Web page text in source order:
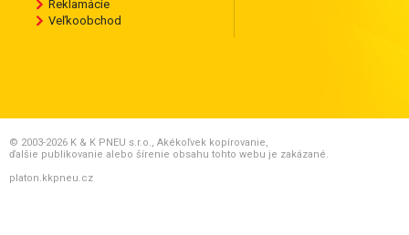
Reklamácie
Veľkoobchod
© 2003-2026 K & K PNEU s.r.o., Akékoľvek kopírovanie,
ďalšie publikovanie alebo šírenie obsahu tohto webu je zakázané.
platon.kkpneu.cz